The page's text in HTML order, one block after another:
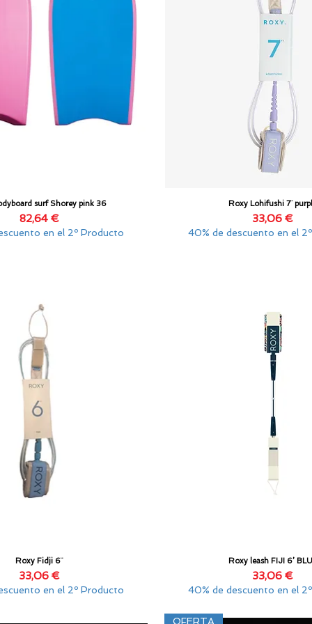
Vista rápida
surf Shorey pink 36
Precio
82,64 €
en el 2º Producto
Vista rápida
Roxy Lohifushi 7¨
Precio
33,06 €
40% de descuento en el
Vista rápida
Roxy Fidji 6¨
Precio
33,06 €
en el 2º Producto
Vista rápida
Roxy leash FIJI 6’
Precio
33,06 €
40% de descuento en el
OFERTA